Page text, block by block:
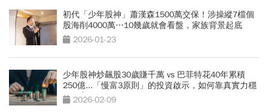
初代「少年股神」蕭漢森1500萬交保！涉操縱7檔個
股海削4000萬…10幾歲就會看盤，家族背景起底
2026-01-23
少年股神炒飆股30歲賺千萬 vs 巴菲特花40年累積
250億...「慢富3原則」的投資啟示，如何靠真實力穩
穩致富
2026-02-09